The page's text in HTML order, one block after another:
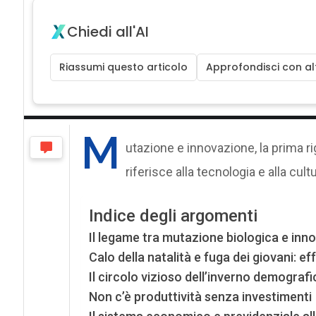
Chiedi all'AI
Riassumi questo articolo Approfondisci con
M
utazione e innovazione, la prima
riferisce alla tecnologia e alla
Indice degli argomenti
Il legame tra mutazione biologica e
Calo della natalità e fuga dei giovani:
Il circolo vizioso dell’inverno
Non c’è produttività senza investimenti